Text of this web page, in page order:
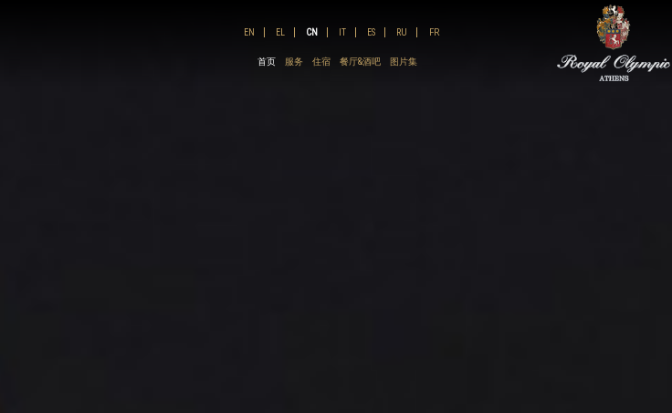
EN EL CN IT ES RU FR
首页 服务 住宿 餐厅&酒吧 图片集